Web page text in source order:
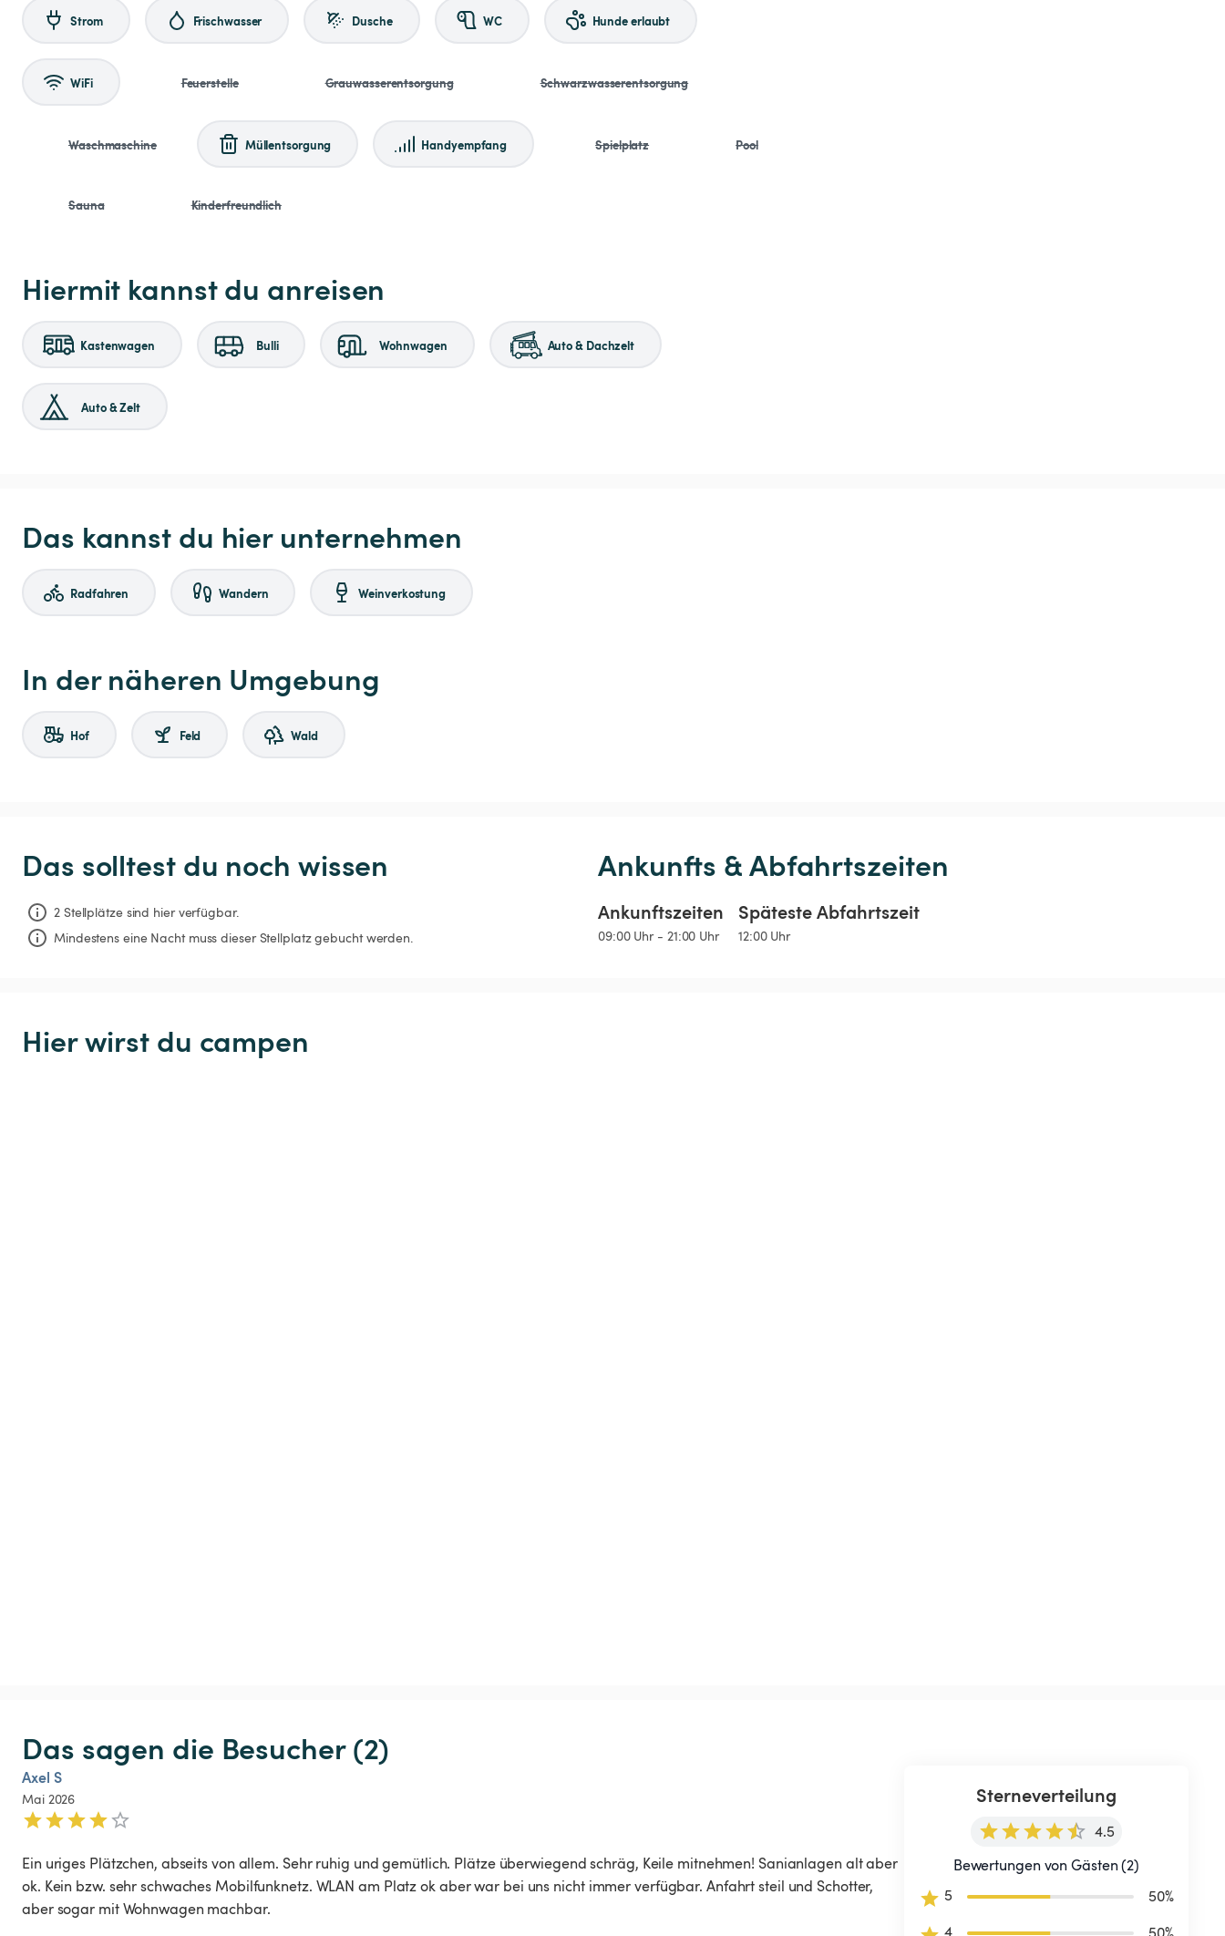
Strom Frischwasser Dusche WC Hunde erlaubt
WiFi Feuerstelle Grauwasserentsorgung Schwarzwasserentsorgung
Waschmaschine Müllentsorgung Handyempfang Spielplatz Pool
Sauna Kinderfreundlich
Hiermit kannst du anreisen
Kastenwagen Bulli Wohnwagen Auto & Dachzelt
Auto & Zelt
Das kannst du hier unternehmen
Radfahren Wandern Weinverkostung
In der näheren Umgebung
Hof Feld Wald
Das solltest du noch wissen
2 Stellplätze sind hier verfügbar.
Mindestens eine Nacht muss dieser Stellplatz gebucht werden.
Ankunfts & Abfahrtszeiten
Ankunftszeiten
09:00 Uhr - 21:00 Uhr
Späteste Abfahrtszeit
12:00 Uhr
Hier wirst du campen
Das sagen die Besucher (2)
Axel S
Mai 2026
Ein uriges Plätzchen, abseits von allem. Sehr ruhig und gemütlich. Plätze überwiegend schräg, Keile mitnehmen! Sanianlagen alt aber
ok. Kein bzw. sehr schwaches Mobilfunknetz. WLAN am Platz ok aber war bei uns nicht immer verfügbar. Anfahrt steil und Schotter,
aber sogar mit Wohnwagen machbar.
Sterneverteilung
4.5
Bewertungen von Gästen (2)
5
50%
4